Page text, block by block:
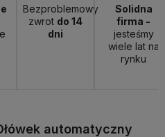
Bezproblemowy
zwrot do 14
dni
Solidna
firma -
jesteśmy
wiele lat na
rynku
automatyczny